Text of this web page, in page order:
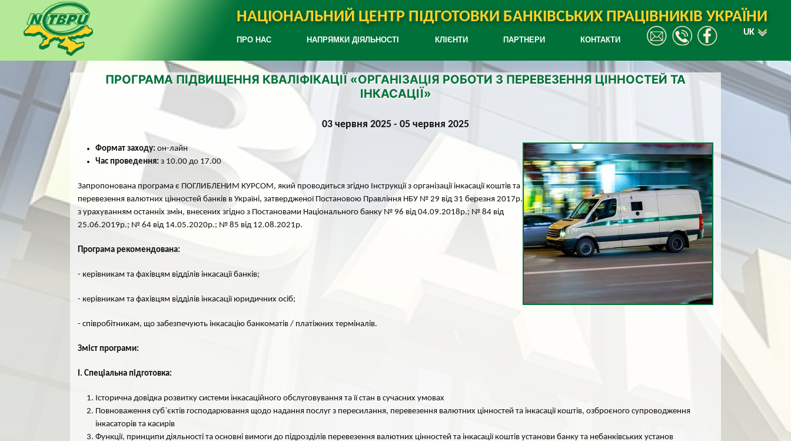
НАЦІОНАЛЬНИЙ ЦЕНТР ПІДГОТОВКИ БАНКІВСЬКИХ ПРАЦІВНИКІВ УКРАЇНИ
ПРО НАС НАПРЯМКИ ДІЯЛЬНОСТІ КЛІЄНТИ ПАРТНЕРИ КОНТАКТИ
UK
ПРОГРАМА ПІДВИЩЕННЯ КВАЛІФІКАЦІЇ «ОРГАНІЗАЦІЯ РОБОТИ З ПЕРЕВЕЗЕННЯ ЦІННОСТЕЙ ТА
ІНКАСАЦІЇ»
03 червня 2025 - 05 червня 2025
Формат заходу: он-лайн
Час проведення: з 10.00 до 17.00
Запропонована програма є ПОГЛИБЛЕНИМ КУРСОМ, який проводиться згідно Інструкції з організації інкасації коштів та
перевезення валютних цінностей банків в Україні, затвердженої Постановою Правління НБУ № 29 від 31 березня 2017р.
з урахуванням останніх змін, внесених згідно з Постановами Національного банку № 96 від 04.09.2018р.; № 84 від
25.06.2019р.; № 64 від 14.05.2020р.; № 85 від 12.08.2021р.
Програма рекомендована:
- керівникам та фахівцям відділів інкасації банків;
- керівникам та фахівцям відділів інкасації юридичних осіб;
- співробітникам, що забезпечують інкасацію банкоматів / платіжних терміналів.
Зміст програми:
І. Спеціальна підготовка:
Історична довідка розвитку системи інкасаційного обслуговування та її стан в сучасних умовах
Повноваження суб`єктів господарювання щодо надання послуг з пересилання, перевезення валютних цінностей та інкасації коштів, озброєного супроводження
інкасаторів та касирів
Функції, принципи діяльності та основні вимоги до підрозділів перевезення валютних цінностей та інкасації коштів установи банку та небанківських установ